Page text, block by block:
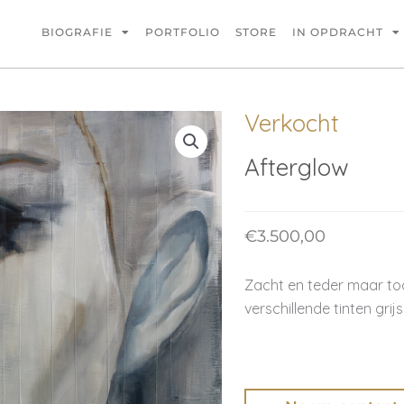
BIOGRAFIE PORTFOLIO STORE IN OPDRACHT
Verkocht
Afterglow
€3.500,00
Zacht en teder maar
verschillende tinten